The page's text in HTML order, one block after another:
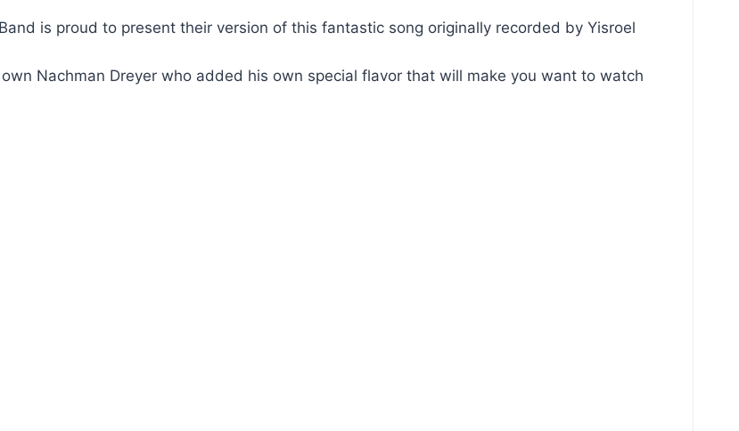
is proud to present their version of this fantastic song originally recorded by Yisroel
Nachman Dreyer who added his own special flavor that will make you want to watch